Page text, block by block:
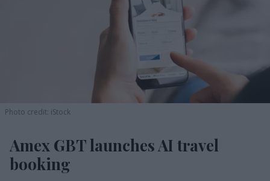
Photo credit: iStock
Amex GBT launches AI travel
booking